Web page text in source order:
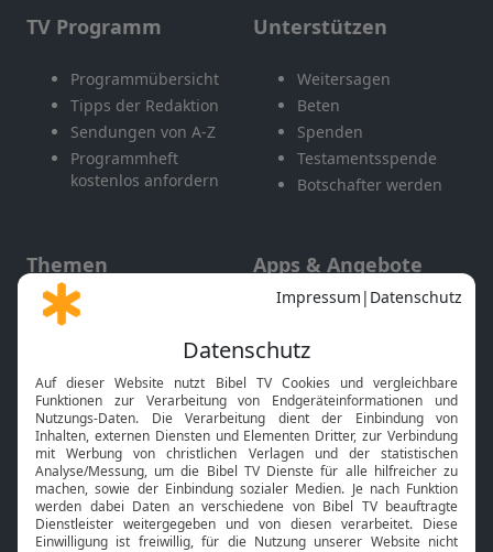
TV Programm
Programmübersicht
Tipps der Redaktion
Sendungen von A-Z
Programmheft
kostenlos anfordern
Unterstützen
Weitersagen
Beten
Spenden
Testamentsspende
Botschafter werden
Themen
Gott und Bibel erklärt
Neuigkeiten
Apps & Angebote
Mobile App
Smart TV
HbbTV
Bibelthek Online-Bibel
Nächster Gottesdienst